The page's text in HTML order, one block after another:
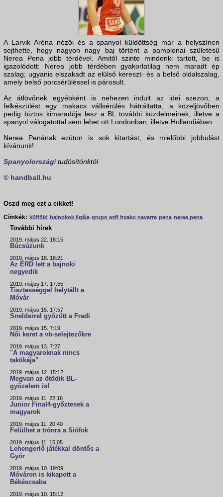
A Larvik Aréna nézői és a spanyol küldöttség már a helyszínen
sejthette, hogy nagyon nagy baj történt a pamplonai születésű
Nerea Pena jobb térdével. Amitől szinte mindenki tartott, be is
igazolódott: Nerea jobb térdében gyakorlatilag nem maradt ép
szalag; ugyanis elszakadt az elülső kereszt- és a belső oldalszalag,
amely belső porcsérüléssel is párosult.
Az átlövőnek egyébként is nehezen indult az idei szezon, a
felkészülést egy makacs vállsérülés hátráltatta, a közeljövőben
pedig biztos kimaradója lesz a BL további küzdelmeinek, illetve a
spanyol válogatottal sem lehet ott Londonban, illetve Hollandiában.
Nerea Penának ezúton is sok kitartást, és mielőbbi jobbulást
kívánunk!
Spanyolországi tudósítónktól
© handball.hu
Oszd meg ezt a cikket!
Címkék: külföld bajnokok ligája grupo asfi itxako navarra pena nerea pena
További hírek
2019. május 22. 18:15
Búcsúzunk
2019. május 18. 18:21
Az ÉRD lett a bajnoki
negyedik
2019. május 17. 17:55
Tisztességgel helytállt a
Móvár
2019. május 15. 17:57
Snelderrel győzött a Fradi
2019. május 15. 7:19
Női keret a vb-selejtezőkre
2019. május 13. 7:27
"A magyaroknak nincs
taktikája"
2019. május 12. 15:12
Megvan az ötödik BL-
győzelem is!
2019. május 11. 22:16
Junior Final4-győztesek a
magyarok
2019. május 11. 20:40
Felülhet a trónra a Siófok
2019. május 11. 15:05
Lehengerlő játékkal döntős a
Győr
2019. május 10. 19:09
Móváron is kikapott a
Békéscsaba
2019. május 10. 15:12